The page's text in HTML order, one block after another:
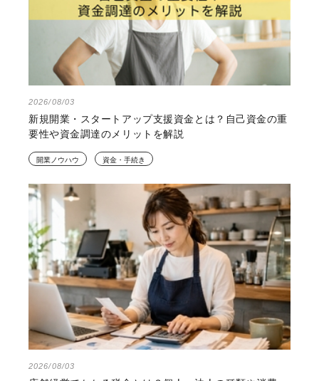
2026/08/03
新規開業・スタートアップ支援資金とは？自己資金の重
要性や資金調達のメリットを解説
開業ノウハウ 資金・手続き
2026/08/03